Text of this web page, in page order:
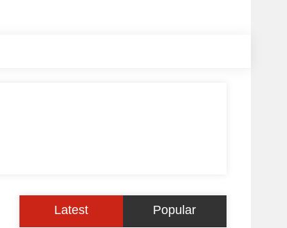
Latest Popular